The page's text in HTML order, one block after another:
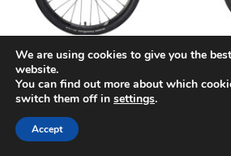
2022 EDGE
We are using cookies to give you the
website.
You can find out more about which
switch them off in settings.
Accept